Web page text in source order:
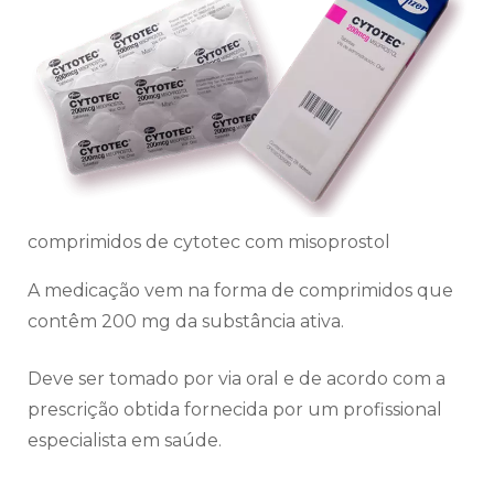
comprimidos de cytotec com misoprostol
A medicação vem na forma de comprimidos que
contêm 200 mg da substância ativa.
Deve ser tomado por via oral e de acordo com a
prescrição obtida fornecida por um profissional
especialista em saúde.